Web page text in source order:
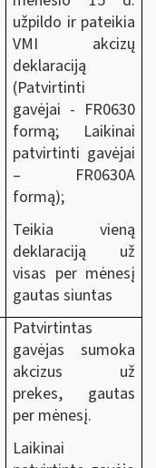
užpildo ir pateikia
VMI akcizų
deklaraciją
(Patvirtinti
gavėjai - FR0630
formą; Laikinai
patvirtinti gavėjai
– FR0630A
formą);
Teikia vieną
deklaraciją už
visas per mėnesį
gautas siuntas
Patvirtintas
gavėjas sumoka
akcizus už
prekes, gautas
per mėnesį.
Laikinai